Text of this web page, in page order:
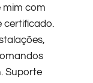
mim com
certificado.
Suporte